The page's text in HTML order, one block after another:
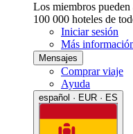
Los miembros
100 000 hoteles de
Iniciar sesión
Más
Mensajes
Comprar viaje
Ayuda
español · EUR · ES